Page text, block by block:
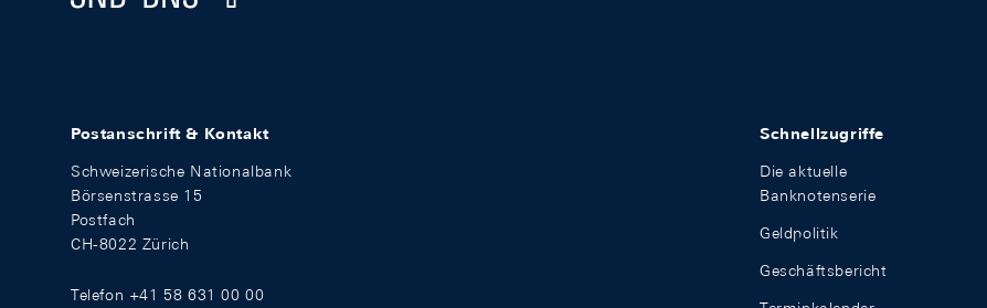
Postanschrift & Kontakt
Schweizerische Nationalbank
Börsenstrasse 15
Postfach
CH-8022 Zürich
Telefon +41 58 631 00 00
Schnellzugriffe
Die aktuelle
Banknotenserie
Geldpolitik
Geschäftsbericht